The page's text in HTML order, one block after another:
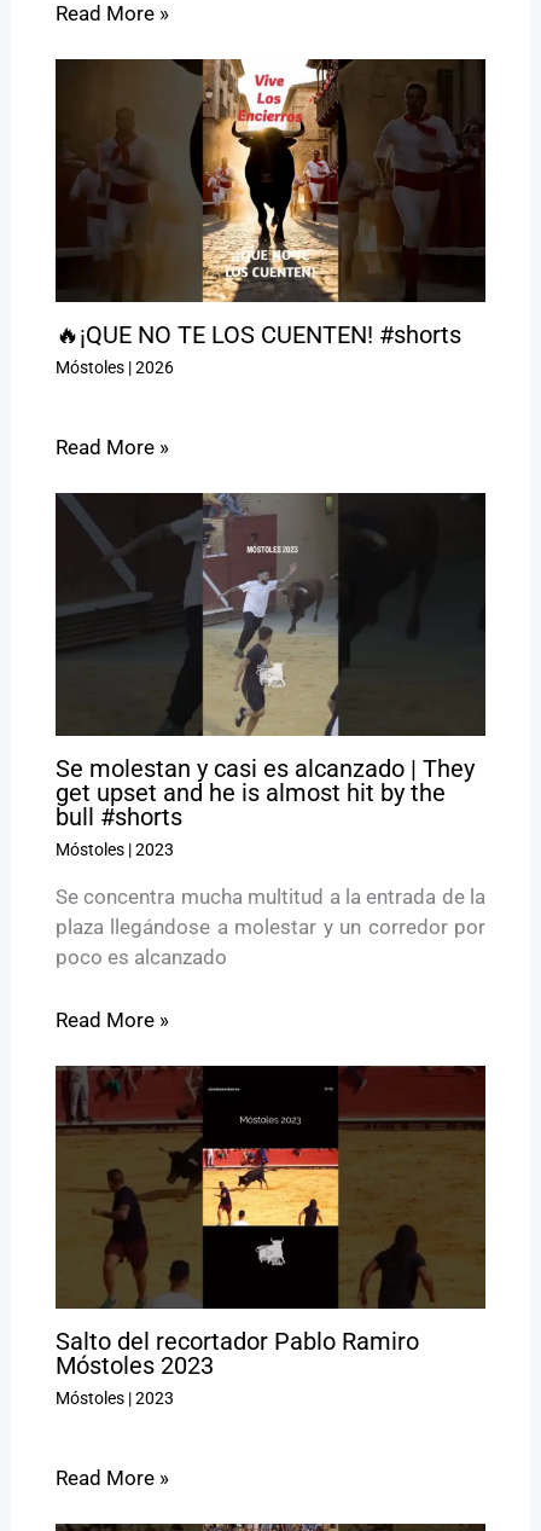
Read More »
🔥¡QUE NO TE LOS CUENTEN! #shorts
Móstoles|2026
Read More »
Se molestan y casi es alcanzado | They
get upset and he is almost hit by the
bull #shorts
Móstoles|2023
Se concentra mucha multitud a la entrada de la
plaza llegándose a molestar y un corredor por
poco es alcanzado
Read More »
Salto del recortador Pablo Ramiro
Móstoles 2023
Móstoles|2023
Read More »